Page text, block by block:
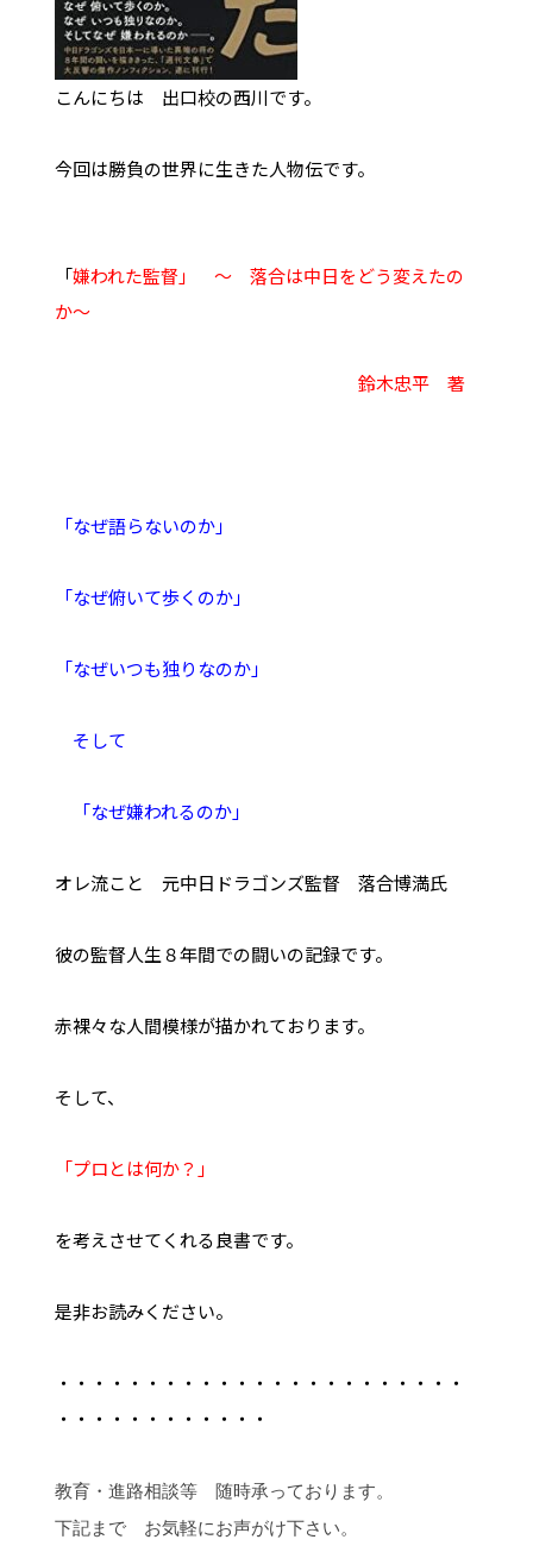
こんにちは 出口校の西川です。
今回は勝負の世界に生きた人物伝です。
「嫌われた監督」 ～ 落合は中日をどう変えたの
か～
鈴木忠平 著
「なぜ語らないのか」
「なぜ俯いて歩くのか」
「なぜいつも独りなのか」
そして
「なぜ嫌われるのか」
オレ流こと 元中日ドラゴンズ監督 落合博満氏
彼の監督人生８年間での闘いの記録です。
赤裸々な人間模様が描かれております。
そして、
「プロとは何か？」
を考えさせてくれる良書です。
是非お読みください。
・・・・・・・・・・・・・・・・・・・・・・・
・・・・・・・・・・・・
教育・進路相談等 随時承っております。
下記まで お気軽にお声がけ下さい。